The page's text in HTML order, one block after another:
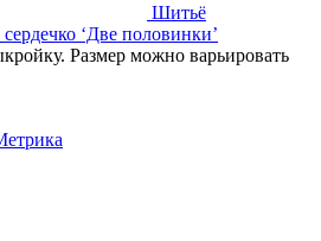
Шитьё
‘Две половинки’
Размер можно варьировать